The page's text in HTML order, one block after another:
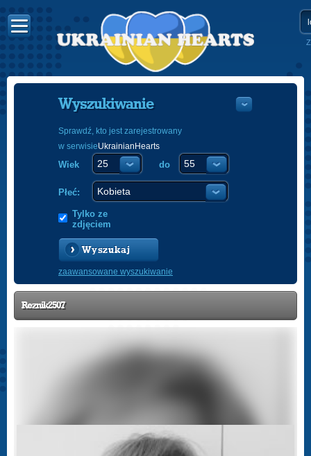
Wyszukiwanie
Sprawdź, kto jest zarejestrowany
w serwisieUkrainianHearts
Wiek do
Płeć:
Tylko ze
zdjęciem
Wyszukaj
zaawansowane wyszukiwanie
Reznik2507